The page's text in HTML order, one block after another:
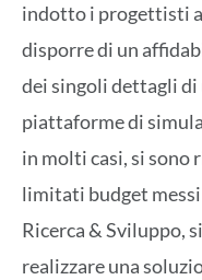
indotto i progettisti
disporre di un
dei singoli dettagli di
piattaforme di
in molti casi, si sono
limitati budget
Ricerca & Sviluppo,
realizzare una